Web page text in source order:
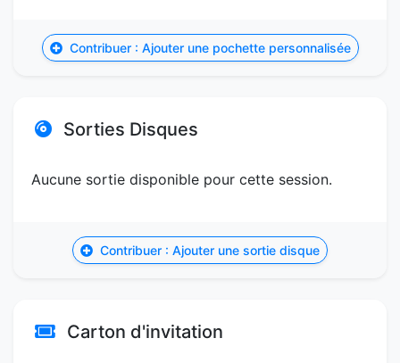
Contribuer : Ajouter une pochette personnalisée
Sorties Disques
Aucune sortie disponible pour cette session.
Contribuer : Ajouter une sortie disque
Carton d'invitation